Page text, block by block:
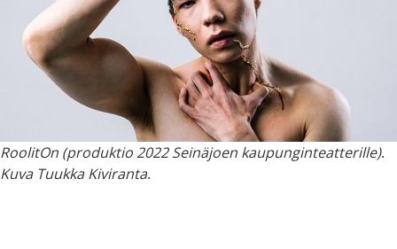
RoolitOn (produktio 2022 Seinäjoen kaupunginteatterille).
Kuva Tuukka Kiviranta.